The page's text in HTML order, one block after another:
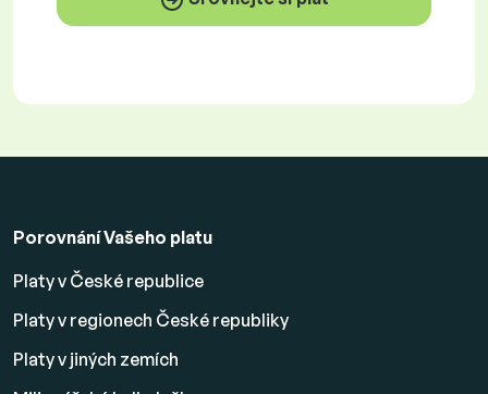
Porovnání Vašeho platu
Platy v České republice
Platy v regionech České republiky
Platy v jiných zemích